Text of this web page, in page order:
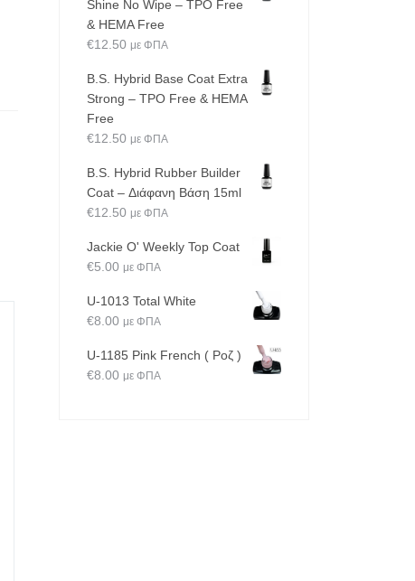
Shine No Wipe – TPO Free
& HEMA Free
€12.50 με ΦΠΑ
B.S. Hybrid Base Coat Extra
Strong – TPO Free & HEMA
Free
€12.50 με ΦΠΑ
B.S. Hybrid Rubber Builder
Coat – Διάφανη Βάση 15ml
€12.50 με ΦΠΑ
Jackie O' Weekly Top Coat
€5.00 με ΦΠΑ
U-1013 Total White
€8.00 με ΦΠΑ
U-1185 Pink French ( Ροζ )
€8.00 με ΦΠΑ